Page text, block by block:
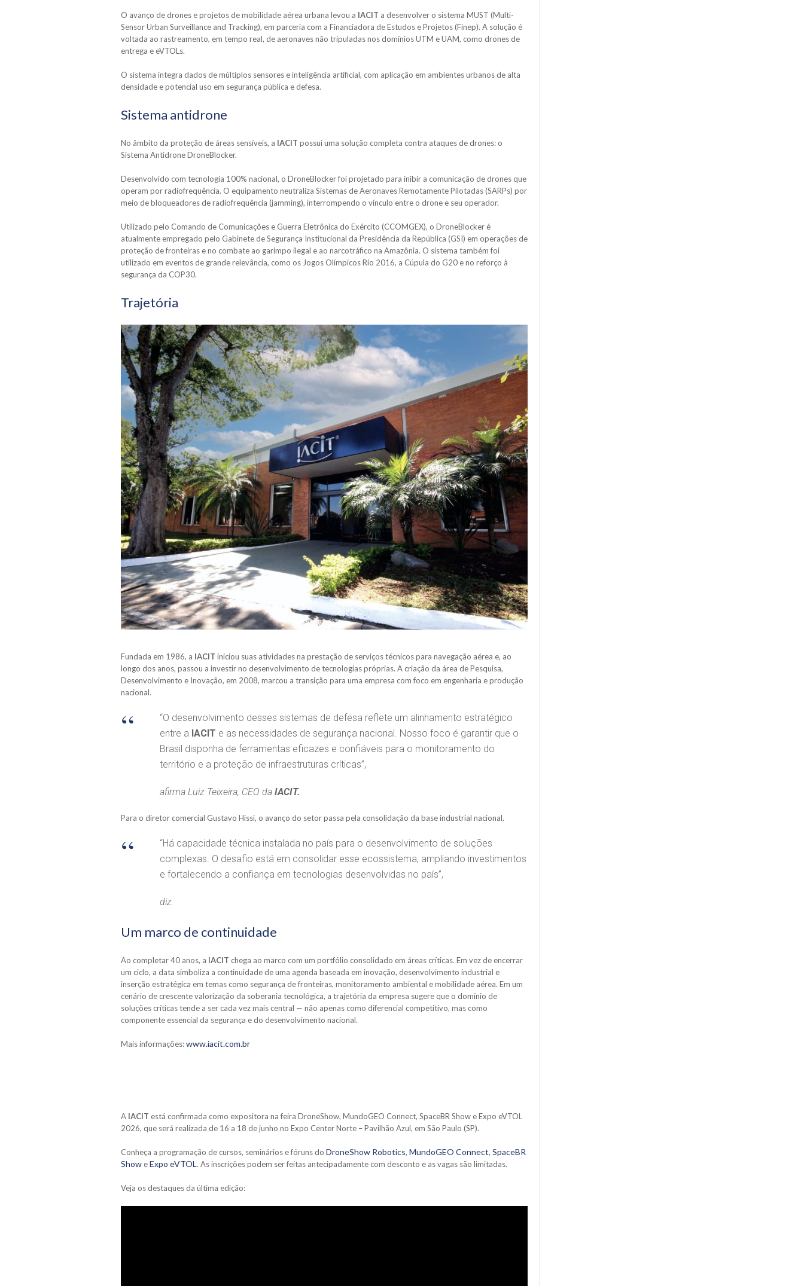
O avanço de drones e projetos de mobilidade aérea urbana levou a IACIT a desenvolver o sistema MUST (Multi-
Sensor Urban Surveillance and Tracking), em parceria com a Financiadora de Estudos e Projetos (Finep). A solução é
voltada ao rastreamento, em tempo real, de aeronaves não tripuladas nos domínios UTM e UAM, como drones de
entrega e eVTOLs.
O sistema integra dados de múltiplos sensores e inteligência artificial, com aplicação em ambientes urbanos de alta
densidade e potencial uso em segurança pública e defesa.
Sistema antidrone
No âmbito da proteção de áreas sensíveis, a IACIT possui uma solução completa contra ataques de drones: o
Sistema Antidrone DroneBlocker.
Desenvolvido com tecnologia 100% nacional, o DroneBlocker foi projetado para inibir a comunicação de drones que
operam por radiofrequência. O equipamento neutraliza Sistemas de Aeronaves Remotamente Pilotadas (SARPs) por
meio de bloqueadores de radiofrequência (jamming), interrompendo o vínculo entre o drone e seu operador.
Utilizado pelo Comando de Comunicações e Guerra Eletrônica do Exército (CCOMGEX), o DroneBlocker é
atualmente empregado pelo Gabinete de Segurança Institucional da Presidência da República (GSI) em operações de
proteção de fronteiras e no combate ao garimpo ilegal e ao narcotráfico na Amazônia. O sistema também foi
utilizado em eventos de grande relevância, como os Jogos Olímpicos Rio 2016, a Cúpula do G20 e no reforço à
segurança da COP30.
Trajetória
Fundada em 1986, a IACIT iniciou suas atividades na prestação de serviços técnicos para navegação aérea e, ao
longo dos anos, passou a investir no desenvolvimento de tecnologias próprias. A criação da área de Pesquisa,
Desenvolvimento e Inovação, em 2008, marcou a transição para uma empresa com foco em engenharia e produção
nacional.
“O desenvolvimento desses sistemas de defesa reflete um alinhamento estratégico
entre a IACIT e as necessidades de segurança nacional. Nosso foco é garantir que o
Brasil disponha de ferramentas eficazes e confiáveis para o monitoramento do
território e a proteção de infraestruturas críticas”,
afirma Luiz Teixeira, CEO da IACIT.
Para o diretor comercial Gustavo Hissi, o avanço do setor passa pela consolidação da base industrial nacional.
“Há capacidade técnica instalada no país para o desenvolvimento de soluções
complexas. O desafio está em consolidar esse ecossistema, ampliando investimentos
e fortalecendo a confiança em tecnologias desenvolvidas no país”,
diz.
Um marco de continuidade
Ao completar 40 anos, a IACIT chega ao marco com um portfólio consolidado em áreas críticas. Em vez de encerrar
um ciclo, a data simboliza a continuidade de uma agenda baseada em inovação, desenvolvimento industrial e
inserção estratégica em temas como segurança de fronteiras, monitoramento ambiental e mobilidade aérea. Em um
cenário de crescente valorização da soberania tecnológica, a trajetória da empresa sugere que o domínio de
soluções críticas tende a ser cada vez mais central — não apenas como diferencial competitivo, mas como
componente essencial da segurança e do desenvolvimento nacional.
Mais informações:www.iacit.com.br
A IACIT está confirmada como expositora na feira DroneShow, MundoGEO Connect, SpaceBR Show e Expo eVTOL
2026, que será realizada de 16 a 18 de junho no Expo Center Norte – Pavilhão Azul, em São Paulo (SP).
Conheça a programação de cursos, seminários e fóruns do DroneShow Robotics, MundoGEO Connect, SpaceBR
Show eExpo eVTOL. As inscrições podem ser feitas antecipadamente com desconto e as vagas são limitadas.
Veja os destaques da última edição: